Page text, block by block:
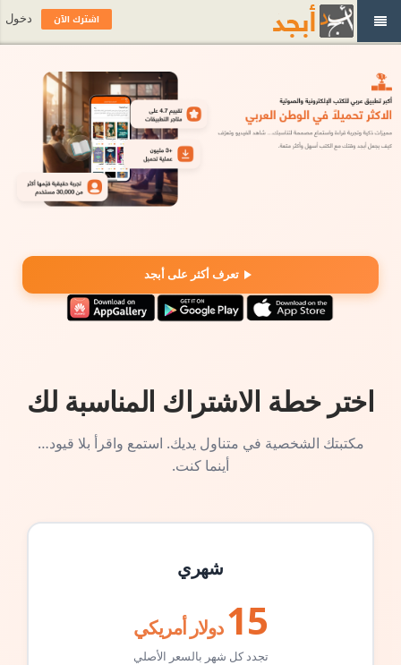
تعرف أكثر على أبجد
اختر خطة الاشتراك المناسبة لك
مكتبتك الشخصية في متناول يديك. استمع واقرأ بلا قيود…
أينما كنت.
شهري
15 دولار أمريكي
تجدد كل شهر بالسعر الأصلي
اشترك الآن دخول